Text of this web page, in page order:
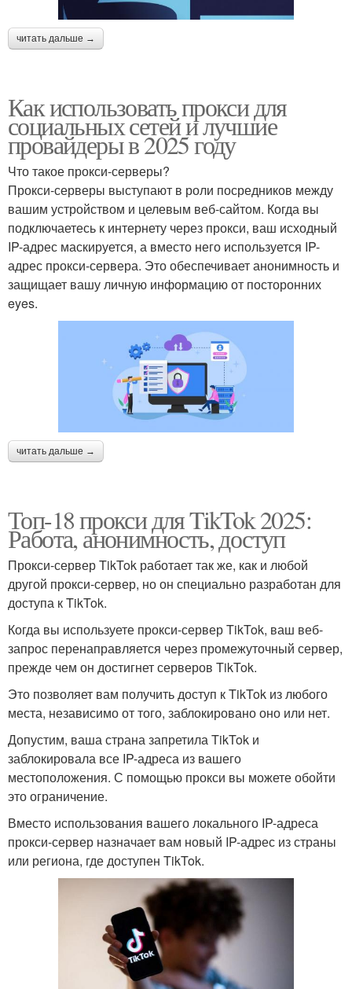
читать дальше →
Как использовать прокси для
социальных сетей и лучшие
провайдеры в 2025 году
Что такое прокси-серверы?
Прокси-серверы выступают в роли посредников между
вашим устройством и целевым веб-сайтом. Когда вы
подключаетесь к интернету через прокси, ваш исходный
IP-адрес маскируется, а вместо него используется IP-
адрес прокси-сервера. Это обеспечивает анонимность и
защищает вашу личную информацию от посторонних
eyes.
читать дальше →
Топ-18 прокси для TikTok 2025:
Работа, анонимность, доступ
Прокси-сервер TikTok работает так же, как и любой
другой прокси-сервер, но он специально разработан для
доступа к TikTok.
Когда вы используете прокси-сервер TikTok, ваш веб-
запрос перенаправляется через промежуточный сервер,
прежде чем он достигнет серверов TikTok.
Это позволяет вам получить доступ к TikTok из любого
места, независимо от того, заблокировано оно или нет.
Допустим, ваша страна запретила TikTok и
заблокировала все IP-адреса из вашего
местоположения. С помощью прокси вы можете обойти
это ограничение.
Вместо использования вашего локального IP-адреса
прокси-сервер назначает вам новый IP-адрес из страны
или региона, где доступен TikTok.